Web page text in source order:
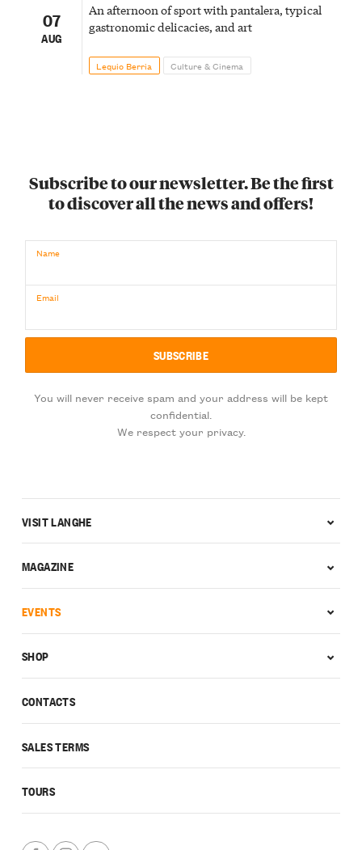
07
AUG
An afternoon of sport with pantalera, typical
gastronomic delicacies, and art
Lequio Berria Culture & Cinema
Subscribe to our newsletter. Be the first
to discover all the news and offers!
Name
Email
You will never receive spam and your address will be kept
confidential.
We respect your privacy.
CONTACTS
SALES TERMS
TOURS
VISIT LANGHE
MAGAZINE
EVENTS
SHOP